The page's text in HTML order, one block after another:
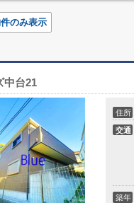
のみ表示
中台21
住所
交通
築年